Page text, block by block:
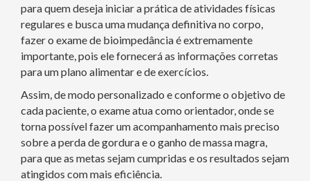
para quem deseja iniciar a prática de atividades físicas
regulares e busca uma mudança definitiva no corpo,
fazer o exame de bioimpedância é extremamente
importante, pois ele fornecerá as informações corretas
para um plano alimentar e de exercícios.
Assim, de modo personalizado e conforme o objetivo de
cada paciente, o exame atua como orientador, onde se
torna possível fazer um acompanhamento mais preciso
sobre a perda de gordura e o ganho de massa magra,
para que as metas sejam cumpridas e os resultados sejam
atingidos com mais eficiência.